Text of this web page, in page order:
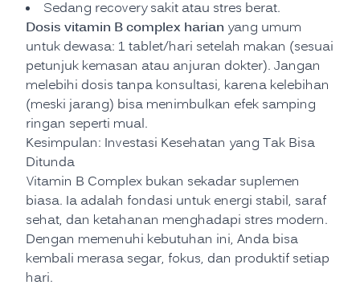
Sedang recovery sakit atau stres berat.
Dosis vitamin B complex harian yang umum
untuk dewasa: 1 tablet/hari setelah makan (sesuai
petunjuk kemasan atau anjuran dokter). Jangan
melebihi dosis tanpa konsultasi, karena kelebihan
(meski jarang) bisa menimbulkan efek samping
ringan seperti mual.
Kesimpulan: Investasi Kesehatan yang Tak Bisa
Ditunda
Vitamin B Complex bukan sekadar suplemen
biasa. Ia adalah fondasi untuk energi stabil, saraf
sehat, dan ketahanan menghadapi stres modern.
Dengan memenuhi kebutuhan ini, Anda bisa
kembali merasa segar, fokus, dan produktif setiap
hari.